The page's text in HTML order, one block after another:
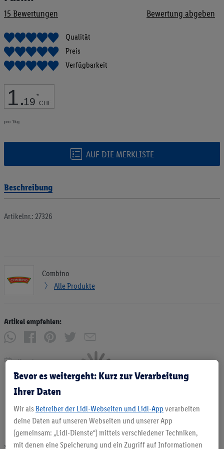
15 Bewertungen Bewertung abgeben
Qualität
Preis
Verfügbarkeit
1.19 *
CHF
pro 1kg
AUF DIE MERKLISTE
springen
Beschreibung
Artikelnr.: 27326
Combino
Alle Produkte
Artikel empfehlen:
Drucken
Bevor es weitergeht: Kurz zur Verarbeitung
Ihrer Daten
Wir als Betreiber der Lidl-Webseiten und Lidl-App verarbeiten
deine Daten auf unseren Webseiten und unserer App
(gemeinsam: „Lidl-Dienste“) mittels verschiedener Techniken,
mit denen eine Speicherung und ein Zugriff auf Informationen